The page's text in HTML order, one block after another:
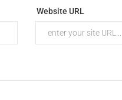
Website URL